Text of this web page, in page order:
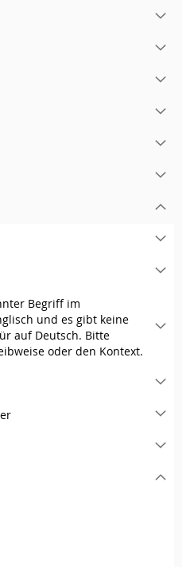
Begriff im
und es gibt keine
auf Deutsch. Bitte
oder den Kontext.